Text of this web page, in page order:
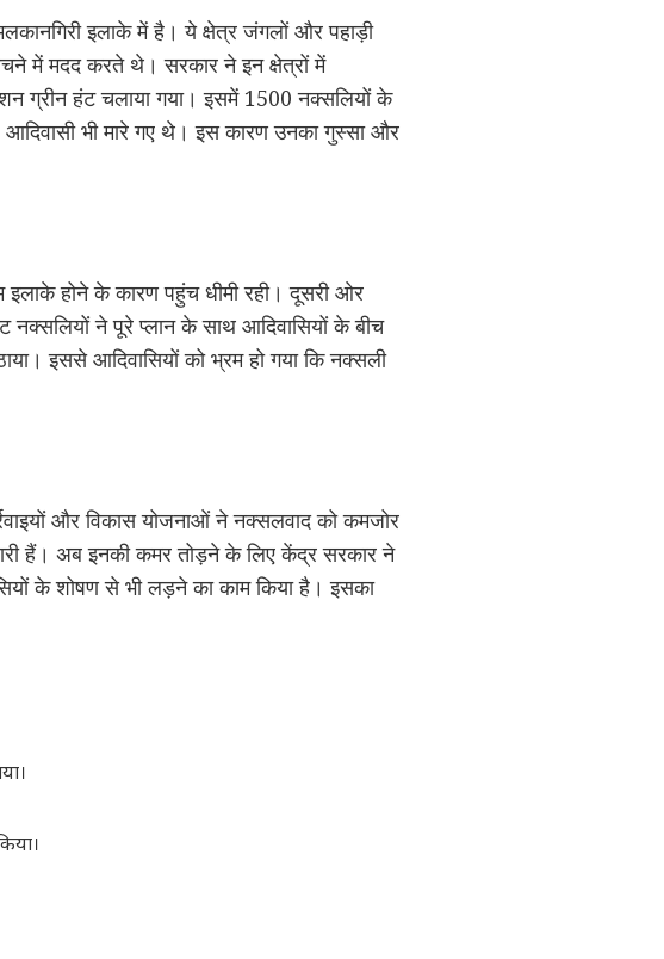
इलाके में है। ये क्षेत्र जंगलों और पहाड़ी
में मदद करते थे। सरकार ने इन क्षेत्रों में
ग्रीन हंट चलाया गया। इसमें 1500 नक्सलियों के
आदिवासी भी मारे गए थे। इस कारण उनका गुस्सा और
इलाके होने के कारण पहुंच धीमी रही। दूसरी ओर
ने पूरे प्लान के साथ आदिवासियों के बीच
इससे आदिवासियों को भ्रम हो गया कि नक्सली
और विकास योजनाओं ने नक्सलवाद को कमजोर
हैं। अब इनकी कमर तोड़ने के लिए केंद्र सरकार ने
के शोषण से भी लड़ने का काम किया है। इसका